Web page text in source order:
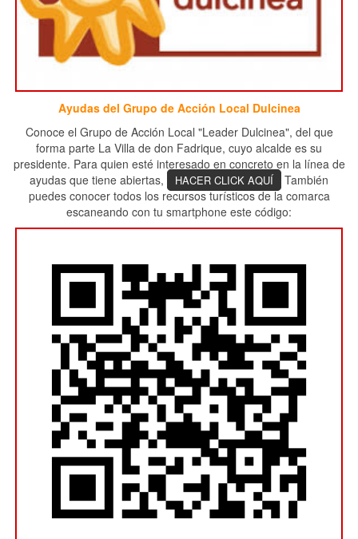
Ayudas del Grupo de Acción Local Dulcinea
Conoce el Grupo de Acción Local "Leader Dulcinea", del que
forma parte La Villa de don Fadrique, cuyo alcalde es su
presidente. Para quien esté interesado en concreto en la línea de
ayudas que tiene abiertas,
HACER CLICK AQUÍ
También
puedes conocer todos los recursos turísticos de la comarca
escaneando con tu smartphone este código: